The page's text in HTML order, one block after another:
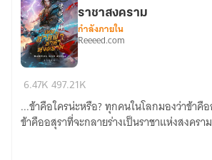
GOD
ASURA
เทพ
ราชาสงคราม
กำลังภายใน
Reeeed.com
6.47K497.21K
...ข้าคือใครน่ะหรือ? ทุกคนในโลกมองว่าข้าคืออสุรา ทว่าแท้จริงแล้ว
ข้าคืออสุราที่จะกลายร่างเป็นราชาแห่งสงคราม